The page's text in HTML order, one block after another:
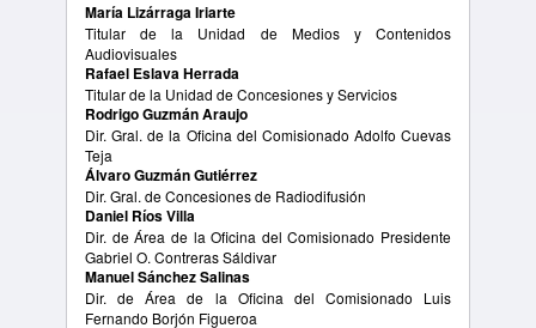
María Lizárraga Iriarte
Titular de la Unidad de Medios y Contenidos
Audiovisuales
Rafael Eslava Herrada
Titular de la Unidad de Concesiones y Servicios
Rodrigo Guzmán Araujo
Dir. Gral. de la Oficina del Comisionado Adolfo Cuevas
Teja
Álvaro Guzmán Gutiérrez
Dir. Gral. de Concesiones de Radiodifusión
Daniel Ríos Villa
Dir. de Área de la Oficina del Comisionado Presidente
Gabriel O. Contreras Sáldivar
Manuel Sánchez Salinas
Dir. de Área de la Oficina del Comisionado Luis
Fernando Borjón Figueroa